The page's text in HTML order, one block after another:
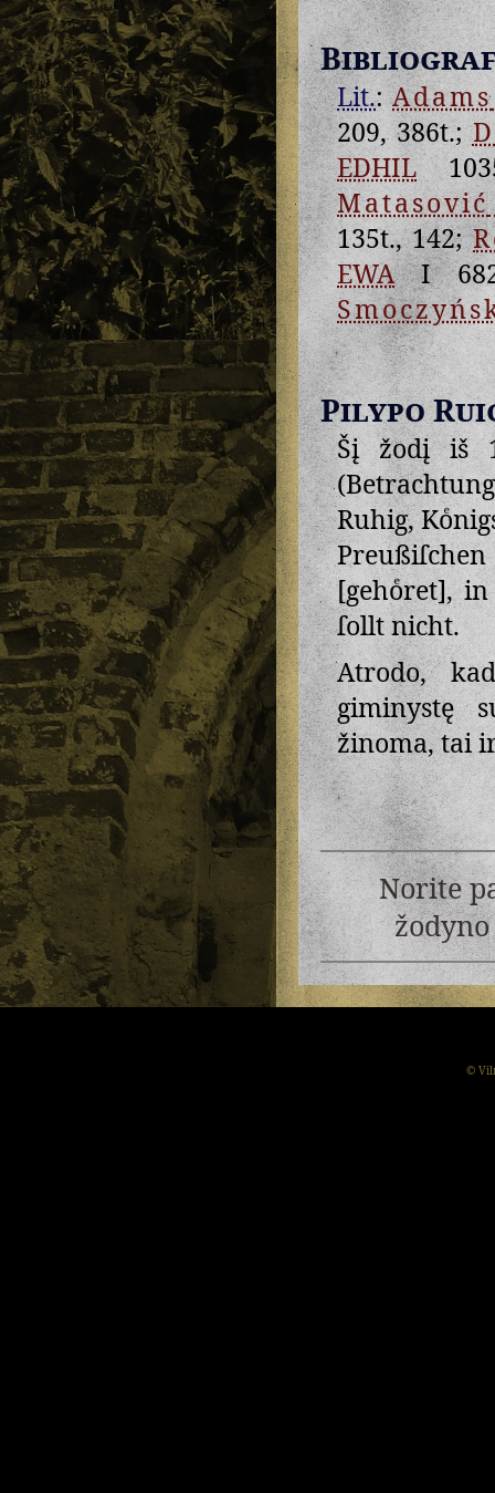
Lit.:Adams
209, 386t.;
EDHIL
Matasović
135t., 142;
EWAI
Pilypo
Šį žodį iš
Ruhig,
[gehoͤret],
ſollt nicht.
Atrodo,
giminystę
žinoma, tai
Norite
©